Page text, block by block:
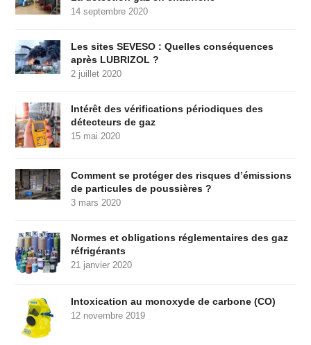
14 septembre 2020
Les sites SEVESO : Quelles conséquences
après LUBRIZOL ?
2 juillet 2020
Intérêt des vérifications périodiques des
détecteurs de gaz
15 mai 2020
Comment se protéger des risques d’émissions
de particules de poussières ?
3 mars 2020
Normes et obligations réglementaires des gaz
réfrigérants
21 janvier 2020
Intoxication au monoxyde de carbone (CO)
12 novembre 2019